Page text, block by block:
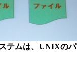
テムは、UNIXの